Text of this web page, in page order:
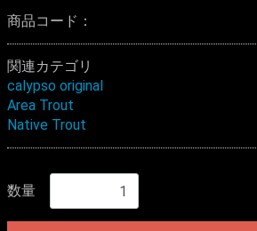
商品コード：
関連カテゴリ
calypso original
Area Trout
Native Trout
数量